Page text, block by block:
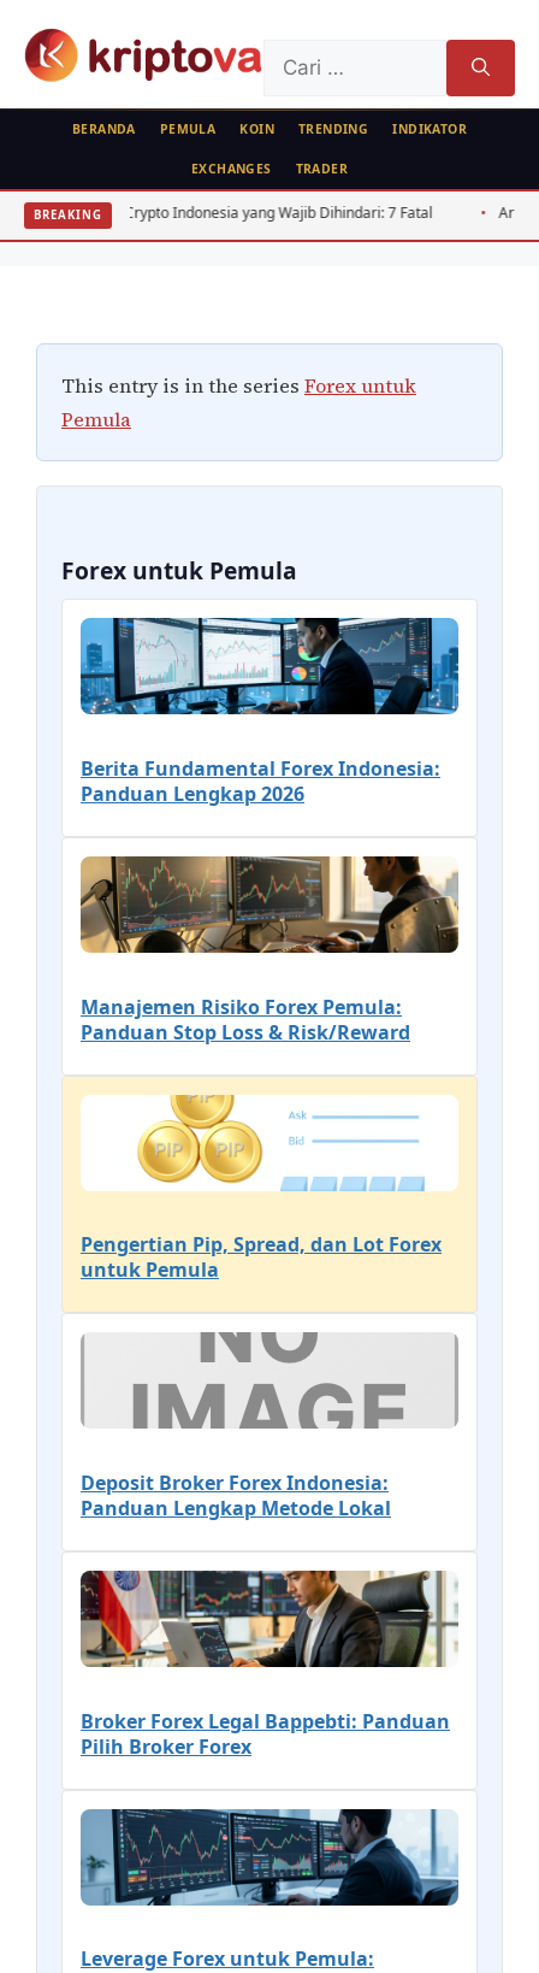
untuk:
BERANDA PEMULA KOIN TRENDING INDIKATOR
EXCHANGES TRADER
BREAKING
Indonesia yang Wajib Dihindari: 7 Fatal Arbitrase Crypto Indonesia:
Pengertian Pip, Spread, dan Lot Forex
untuk Pemula
This entry is in the series Forex untuk
Pemula
Forex untuk Pemula
Berita Fundamental Forex Indonesia:
Panduan Lengkap 2026
Manajemen Risiko Forex Pemula:
Panduan Stop Loss & Risk/Reward
Pengertian Pip, Spread, dan Lot Forex
untuk Pemula
Deposit Broker Forex Indonesia:
Panduan Lengkap Metode Lokal
Broker Forex Legal Bappebti: Panduan
Pilih Broker Forex
Leverage Forex untuk Pemula: